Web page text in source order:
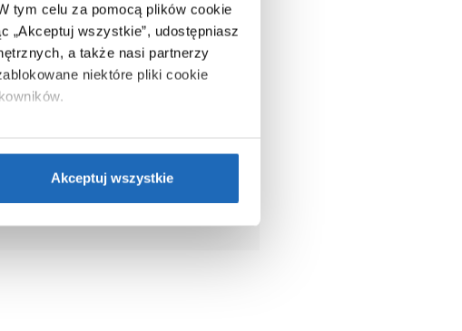
tym celu za pomocą plików cookie
„Akceptuj wszystkie”, udostępniasz
a także nasi partnerzy
niektóre pliki cookie
cookie”.Jeśli chcesz uzyskać
Akceptuj wszystkie
cm